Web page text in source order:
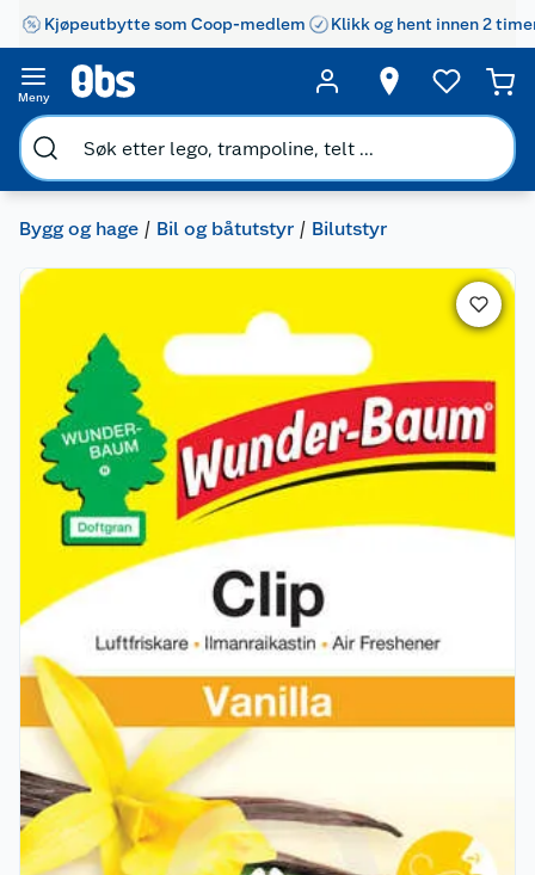
Kjøpeutbytte som Coop-medlem Klikk og hent innen 2
Meny
Bygg og hage Bil og båtutstyr Bilutstyr